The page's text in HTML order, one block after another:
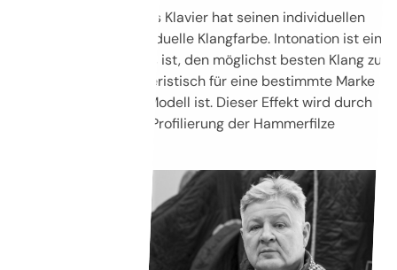
Jeder Flügel und jedes Klavier hat seinen individuellen
Klang und seine individuelle Klangfarbe. Intonation ist ein
Prozeß, dessen Ziel es ist, den möglichst besten Klang zu
erhalten, der charakteristisch für eine bestimmte Marke
und ein bestimmtes Modell ist. Dieser Effekt wird durch
das Stechen und die Profilierung der Hammerfilze